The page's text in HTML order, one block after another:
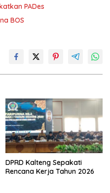
PADes
BOS
DPRD Kalteng Sepakati
Rencana Kerja Tahun 2026